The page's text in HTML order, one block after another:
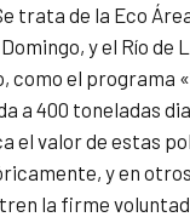
trata de la Eco
y el Río
el programa
a 400 toneladas
el valor de estas
y en
la firme